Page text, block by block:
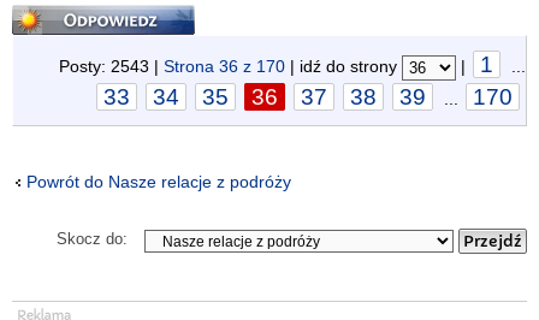
Odpowiedz
Posty: 2543 | Strona 36 z 170 | idź do strony | 1
33 34 35 36 37 38 39 170
Powrót do Nasze relacje z podróży
Skocz do: